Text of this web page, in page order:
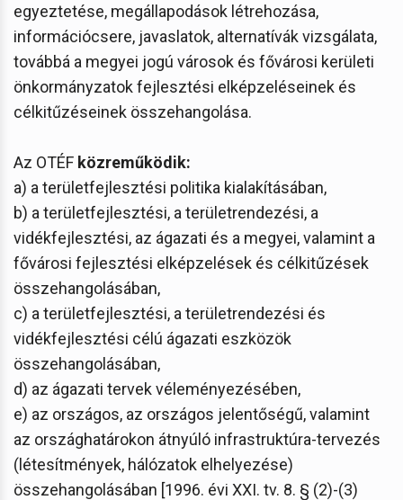
egyeztetése, megállapodások létrehozása,
információcsere, javaslatok, alternatívák vizsgálata,
továbbá a megyei jogú városok és fővárosi kerületi
önkormányzatok fejlesztési elképzeléseinek és
célkitűzéseinek összehangolása.
Az OTÉF közreműködik:
a) a területfejlesztési politika kialakításában,
b) a területfejlesztési, a területrendezési, a
vidékfejlesztési, az ágazati és a megyei, valamint a
fővárosi fejlesztési elképzelések és célkitűzések
összehangolásában,
c) a területfejlesztési, a területrendezési és
vidékfejlesztési célú ágazati eszközök
összehangolásában,
d) az ágazati tervek véleményezésében,
e) az országos, az országos jelentőségű, valamint
az országhatárokon átnyúló infrastruktúra-tervezés
(létesítmények, hálózatok elhelyezése)
összehangolásában [1996. évi XXI. tv. 8. § (2)-(3)